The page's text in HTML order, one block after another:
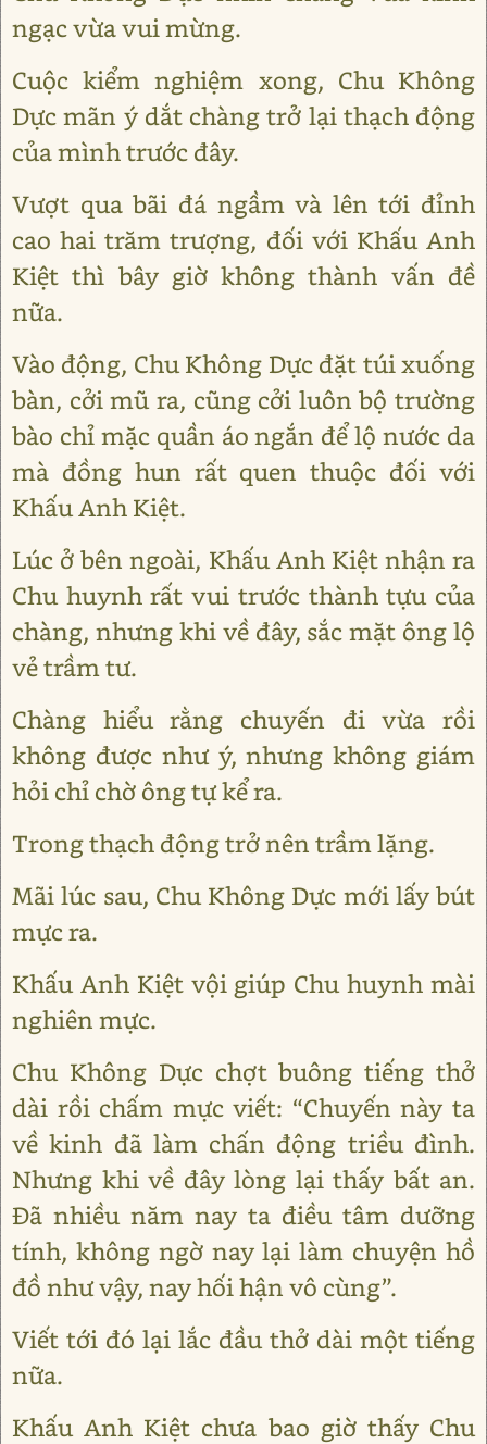
ngạc vừa vui mừng.
Cuộc kiểm nghiệm xong, Chu Không
Dực mãn ý dắt chàng trở lại thạch động
của mình trước đây.
Vượt qua bãi đá ngầm và lên tới đỉnh
cao hai trăm trượng, đối với Khấu Anh
Kiệt thì bây giờ không thành vấn đề
nữa.
Vào động, Chu Không Dực đặt túi xuống
bàn, cởi mũ ra, cũng cởi luôn bộ trường
bào chỉ mặc quần áo ngắn để lộ nước da
mà đồng hun rất quen thuộc đối với
Khấu Anh Kiệt.
Lúc ở bên ngoài, Khấu Anh Kiệt nhận ra
Chu huynh rất vui trước thành tựu của
chàng, nhưng khi về đây, sắc mặt ông lộ
vẻ trầm tư.
Chàng hiểu rằng chuyến đi vừa rồi
không được như ý, nhưng không giám
hỏi chỉ chờ ông tự kể ra.
Trong thạch động trở nên trầm lặng.
Mãi lúc sau, Chu Không Dực mới lấy bút
mực ra.
Khấu Anh Kiệt vội giúp Chu huynh mài
nghiên mực.
Chu Không Dực chợt buông tiếng thở
dài rồi chấm mực viết: “Chuyến này ta
về kinh đã làm chấn động triều đình.
Nhưng khi về đây lòng lại thấy bất an.
Đã nhiều năm nay ta điều tâm dưỡng
tính, không ngờ nay lại làm chuyện hồ
đồ như vậy, nay hối hận vô cùng”.
Viết tới đó lại lắc đầu thở dài một tiếng
nữa.
Khấu Anh Kiệt chưa bao giờ thấy Chu